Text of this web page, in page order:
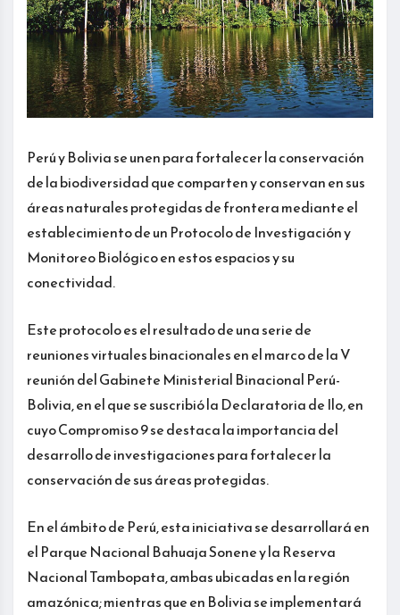
Perú y Bolivia se unen para fortalecer la conservación
de la biodiversidad que comparten y conservan en sus
áreas naturales protegidas de frontera mediante el
establecimiento de un Protocolo de Investigación y
Monitoreo Biológico en estos espacios y su
conectividad.
Este protocolo es el resultado de una serie de
reuniones virtuales binacionales en el marco de la V
reunión del Gabinete Ministerial Binacional Perú-
Bolivia, en el que se suscribió la Declaratoria de Ilo, en
cuyo Compromiso 9 se destaca la importancia del
desarrollo de investigaciones para fortalecer la
conservación de sus áreas protegidas.
En el ámbito de Perú, esta iniciativa se desarrollará en
el Parque Nacional Bahuaja Sonene y la Reserva
Nacional Tambopata, ambas ubicadas en la región
amazónica; mientras que en Bolivia se implementará